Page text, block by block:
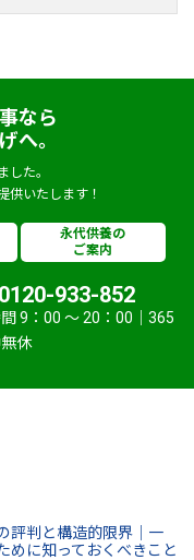
なら
へ。
した。
供いたします！
永代供養の
ご案内
0120-933-852
9：00 〜 20：00｜365
休
評判と構造的限界｜一
めに知っておくべきこと